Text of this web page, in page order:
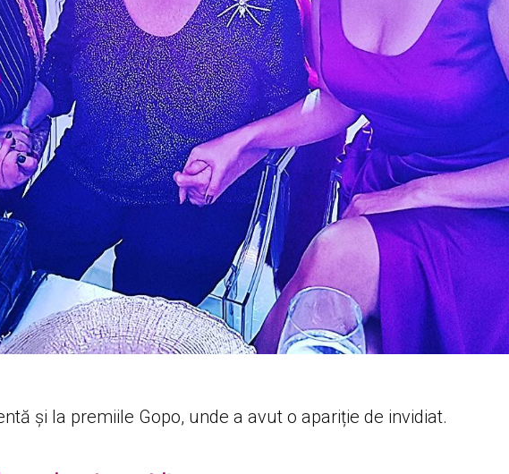
și la premiile Gopo, unde a avut o apariție de invidiat.